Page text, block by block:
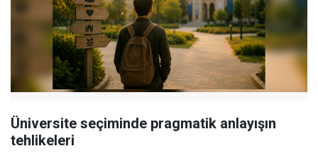
Üniversite seçiminde pragmatik anlayışın
tehlikeleri